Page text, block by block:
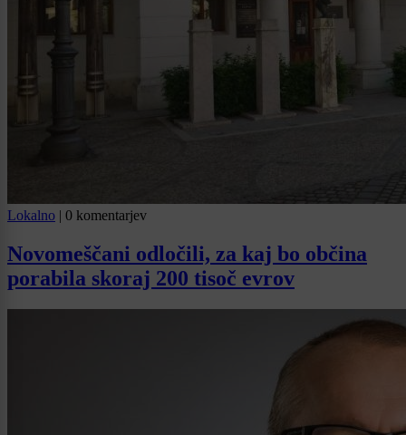
Lokalno | 0 komentarjev
Novomeščani odločili, za kaj bo občina
porabila skoraj 200 tisoč evrov